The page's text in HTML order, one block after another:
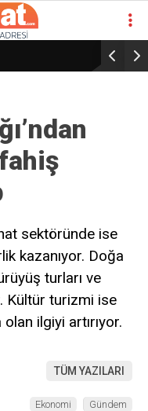
sektöründe ise
kazanıyor. Doğa
turları ve
Kültür turizmi ise
ilgiyi artırıyor.
TÜM YAZILARI
Ekonomi Gündem